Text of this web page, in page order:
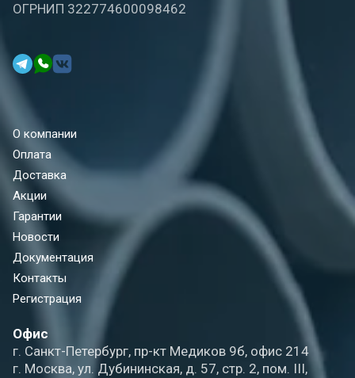
ОГРНИП 322774600098462
О компании
Оплата
Доставка
Акции
Гарантии
Новости
Документация
Контакты
Регистрация
Офис
г. Санкт-Петербург, пр-кт Медиков 9б, офис 214
г. Москва, ул. Дубининская, д. 57, стр. 2, пом. III,